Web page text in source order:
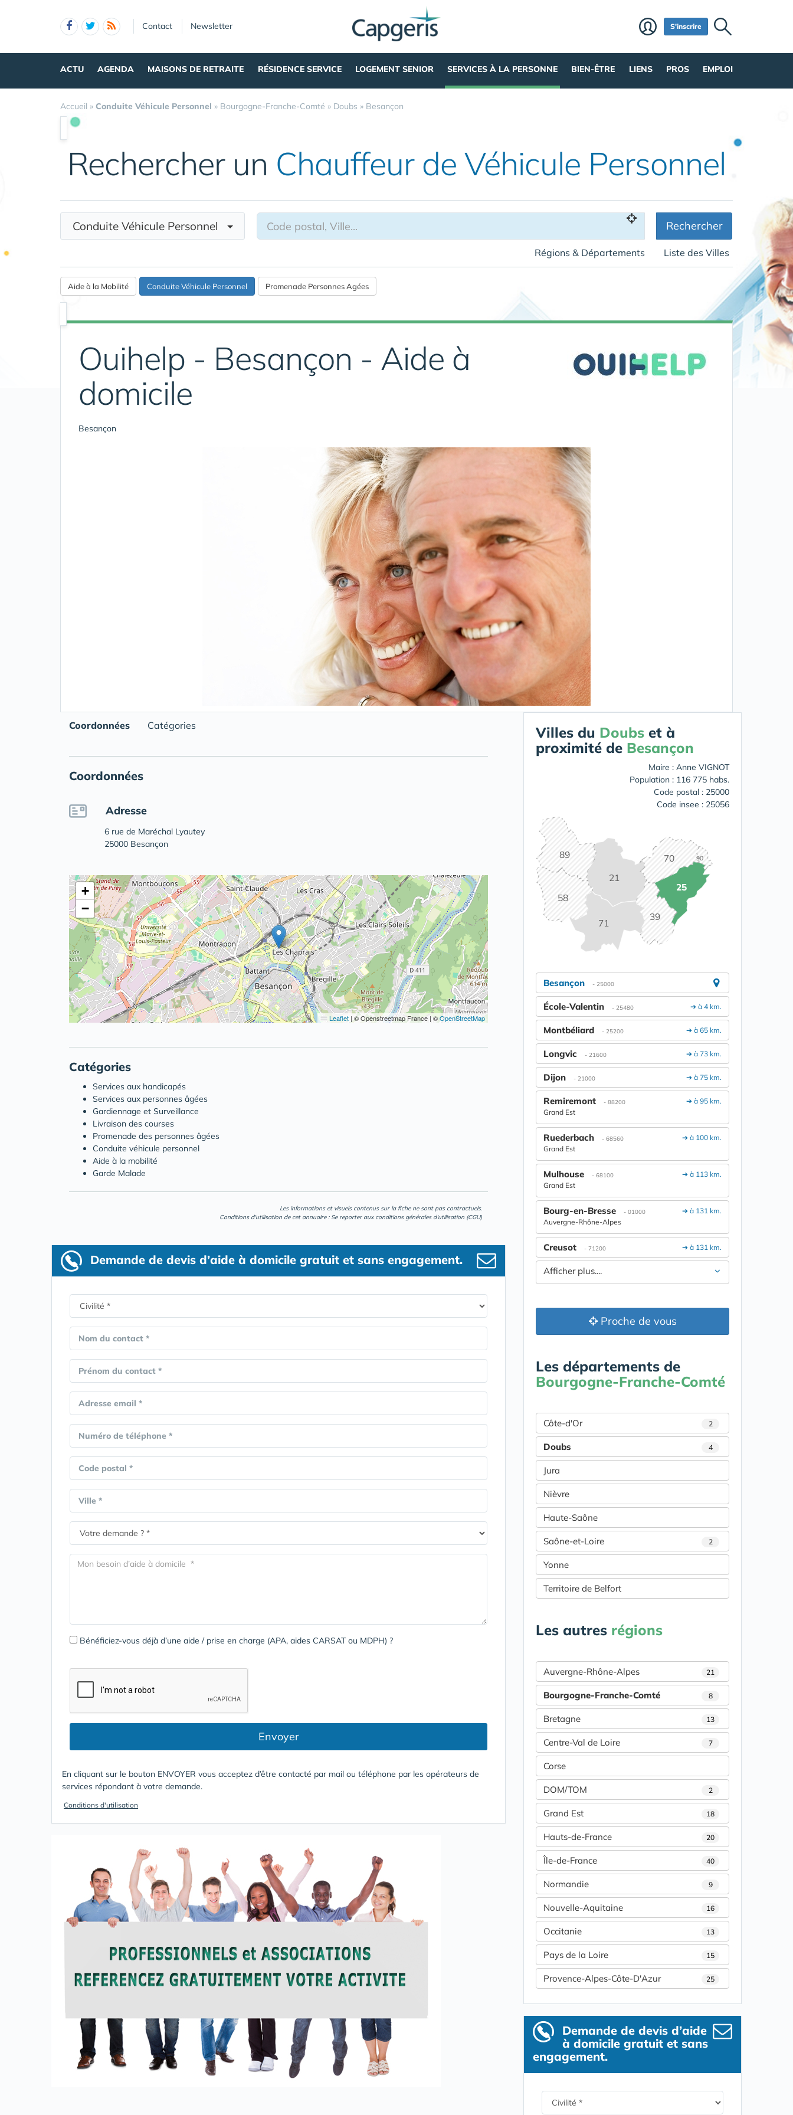
Contact Newsletter S'inscrire
ACTU AGENDA MAISONS DE RETRAITE RÉSIDENCE SERVICE LOGEMENT SENIOR SERVICES À LA PERSONNE BIEN-ÊTRE LIENS PROS EMPLOI
Accueil » Conduite Véhicule Personnel » Bourgogne-Franche-Comté » Doubs » Besançon
Rechercher un Chauffeur de Véhicule Personnel
Conduite Véhicule Personnel Rechercher
Régions & Départements Liste des Villes
Aide à la Mobilité Conduite Véhicule Personnel Promenade Personnes Agées
Ouihelp - Besançon - Aide à
domicile
Besançon
Coordonnées Catégories
Coordonnées
Adresse
6 rue de Maréchal Lyautey
25000 Besançon
+
−
Leaflet |© Openstreetmap France | ©OpenStreetMap
Catégories
Services aux handicapés
Services aux personnes âgées
Gardiennage et Surveillance
Livraison des courses
Promenade des personnes âgées
Conduite véhicule personnel
Aide à la mobilité
Garde Malade
Les informations et visuels contenus sur la fiche ne sont pas contractuels.
Conditions d'utilisation de cet annuaire : Se reporter aux conditions générales d'utilisation (CGU)
Demande de devis d’aide à domicile gratuit et sans engagement.
Nom du contact *
Prénom du contact *
Adresse email *
Numéro de téléphone *
Code postal *
Ville *
Bénéficiez-vous déjà d’une aide / prise en charge (APA, aides CARSAT ou MDPH) ?
Envoyer
En cliquant sur le bouton ENVOYER vous acceptez d’être contacté par mail ou téléphone par les opérateurs de
services répondant à votre demande.
Conditions d'utilisation
Villes du Doubs et à
proximité de Besançon
Maire : Anne VIGNOT
Population : 116 775 habs.
Code postal : 25000
Code insee : 25056
21
25
39
58
70
71
89 90
Besançon - 25000
➔ à 4 km.
École-Valentin - 25480
➔ à 65 km.
Montbéliard - 25200
➔ à 73 km.
Longvic - 21600
➔ à 75 km.
Dijon - 21000
➔ à 95 km.
Remiremont - 88200
Grand Est
➔ à 100 km.
Ruederbach - 68560
Grand Est
➔ à 113 km.
Mulhouse - 68100
Grand Est
➔ à 131 km.
Bourg-en-Bresse - 01000
Auvergne-Rhône-Alpes
➔ à 131 km.
Creusot - 71200
Afficher plus....
Proche de vous
Les départements de
Bourgogne-Franche-Comté
Côte-d'Or 2
Doubs 4
Jura
Nièvre
Haute-Saône
Saône-et-Loire 2
Yonne
Territoire de Belfort
Les autres régions
Auvergne-Rhône-Alpes 21
Bourgogne-Franche-Comté 8
Bretagne 13
Centre-Val de Loire 7
Corse
DOM/TOM 2
Grand Est 18
Hauts-de-France 20
Île-de-France 40
Normandie 9
Nouvelle-Aquitaine 16
Occitanie 13
Pays de la Loire 15
Provence-Alpes-Côte-D'Azur 25
Demande de devis d’aide
à domicile gratuit et sans
engagement.